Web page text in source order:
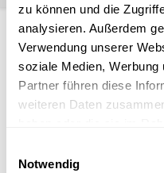
zu können und die
analysieren. Außerdem
Verwendung unserer
soziale Medien, Werbung
Partner führen diese
weiteren Daten
Notwendig